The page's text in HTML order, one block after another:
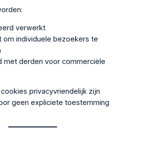
verwerkt
om individuele bezoekers te
met derden voor commerciële
privacyvriendelijk zijn
geen expliciete toestemming